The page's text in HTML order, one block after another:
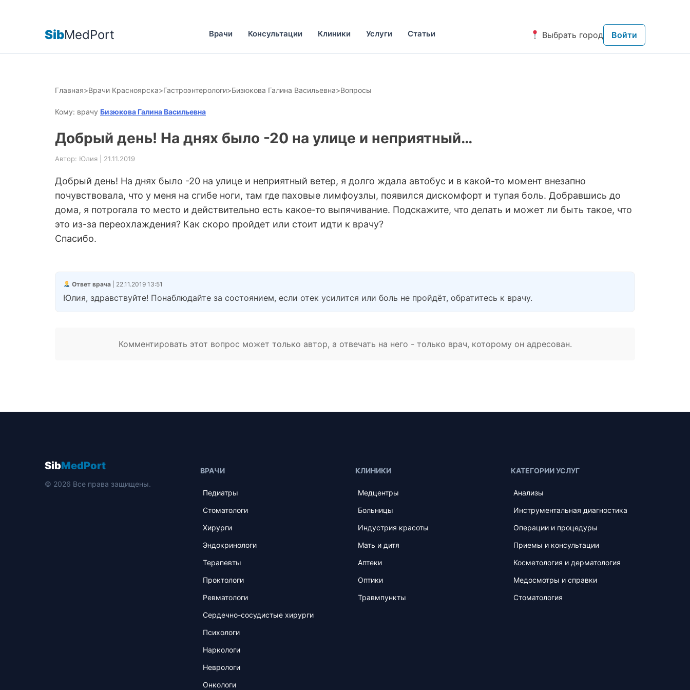
SibMedPort Врачи Консультации Клиники Услуги Статьи Выбрать город Войти
Главная>Врачи Красноярска>Гастроэнтерологи>Бизюкова Галина Васильевна>Вопросы
Кому: врачу Бизюкова Галина Васильевна
Добрый день! На днях было -20 на улице и неприятный…
Автор: Юлия | 21.11.2019
Добрый день! На днях было -20 на улице и неприятный ветер, я долго ждала автобус и в какой-то момент внезапно
почувствовала, что у меня на сгибе ноги, там где паховые лимфоузлы, появился дискомфорт и тупая боль. Добравшись до
дома, я потрогала то место и действительно есть какое-то выпячивание. Подскажите, что делать и может ли быть такое, что
это из-за переохлаждения? Как скоро пройдет или стоит идти к врачу?
Спасибо.
Ответ врача| 22.11.2019 13:51
Юлия, здравствуйте! Понаблюдайте за состоянием, если отек усилится или боль не пройдёт, обратитесь к врачу.
Комментировать этот вопрос может только автор, а отвечать на него - только врач, которому он адресован.
SibMedPort
© 2026 Все права защищены.
ВРАЧИ
Педиатры
Стоматологи
Хирурги
Эндокринологи
Терапевты
Проктологи
Ревматологи
Сердечно-сосудистые хирурги
Психологи
Наркологи
Неврологи
Онкологи
КЛИНИКИ
Медцентры
Больницы
Индустрия красоты
Мать и дитя
Аптеки
Оптики
Травмпункты
КАТЕГОРИИ УСЛУГ
Анализы
Инструментальная диагностика
Операции и процедуры
Приемы и консультации
Косметология и дерматология
Медосмотры и справки
Стоматология